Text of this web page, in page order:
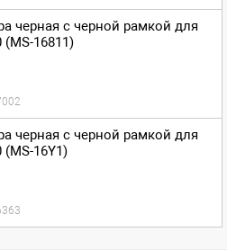
черная с черной рамкой для
(MS-16811)
черная с черной рамкой для
(MS-16Y1)